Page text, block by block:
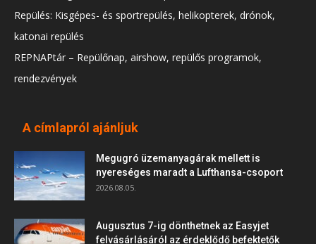
Repülés: Kisgépes- és sportrepülés, helikopterek, drónok,
katonai repülés
REPNAPtár – Repülőnap, airshow, repülős programok,
rendezvények
A címlapról ajánljuk
Megugró üzemanyagárak mellett is
nyereséges maradt a Lufthansa-csoport
2026.08.05.
Augusztus 7-ig dönthetnek az Easyjet
felvásárlásáról az érdeklődő befektetők